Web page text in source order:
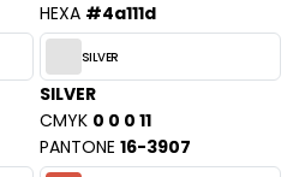
HEXA #4a111d
SILVER
SILVER
CMYK 0 0 0 11
PANTONE 16-3907